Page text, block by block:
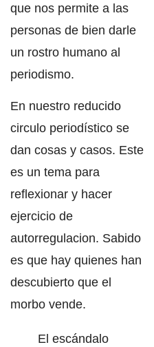
que nos permite a las
personas de bien darle
un rostro humano al
periodismo.
En nuestro reducido
circulo periodístico se
dan cosas y casos. Este
es un tema para
reflexionar y hacer
ejercicio de
autorregulacion. Sabido
es que hay quienes han
descubierto que el
morbo vende.
El escándalo